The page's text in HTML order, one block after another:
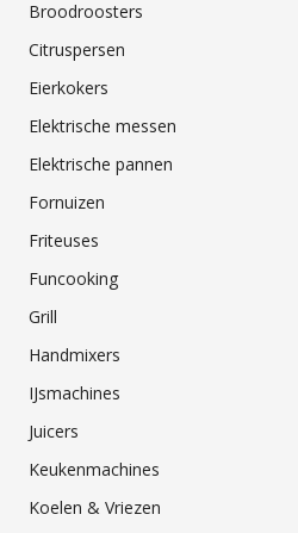
Broodroosters
Citruspersen
Eierkokers
Elektrische messen
Elektrische pannen
Fornuizen
Friteuses
Funcooking
Grill
Handmixers
IJsmachines
Juicers
Keukenmachines
Koelen & Vriezen